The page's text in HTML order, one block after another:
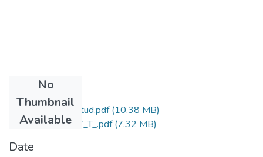
No
Thumbnail
Available
Grado de Similitud.pdf(10.38 MB)
T036_70554256_T_.pdf(7.32 MB)
Date